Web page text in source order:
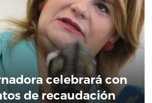
celebrará con
de recaudación